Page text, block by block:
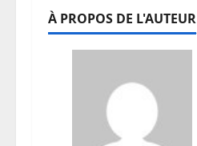
À PROPOS DE L'AUTEUR